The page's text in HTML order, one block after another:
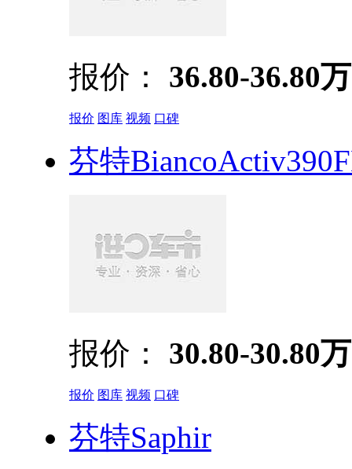
报价： 36.80-36.80万
报价 图库 视频 口碑
芬特
报价： 30.80-30.80万
报价 图库 视频 口碑
芬特Saphir